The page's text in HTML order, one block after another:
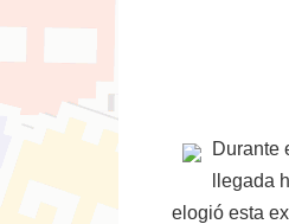
Durante
llegada
elogió esta